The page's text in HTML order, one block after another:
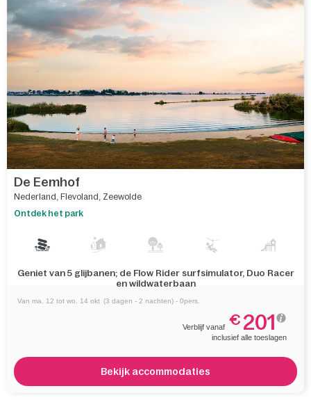
Vergelijk
De Eemhof
Nederland , Flevoland , Zeewolde
Ontdek het park
Geniet van 5 glijbanen; de Flow Rider surfsimulator, Duo Racer
en wildwaterbaan
Van ma. 12 tot wo. 14 okt (3 dagen - 2 nachten) - 0pers.
Verblijf vanaf € 201
inclusief alle toeslagen
Bekijk accommodaties